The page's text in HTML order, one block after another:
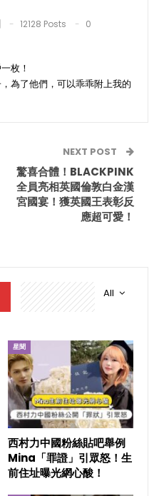
12128 Posts
0
枚！
為了他們，可以乖乖附上我的
NEXT POST
驚喜合體！BLACKPINK
全員亮相英國倫敦白金漢
宮國宴！獲英國王表彰反
應超可愛！
All
星聞
西村力中國粉絲貼吧舉例
Mina「罪證」引眾怒！生
前住址曝光網心酸！